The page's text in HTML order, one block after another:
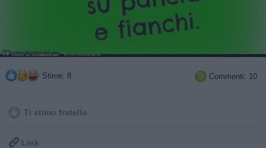
Stime: 8  Commenti: 10
Ti stimo fratello
 Link